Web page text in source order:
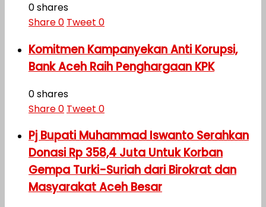
0 shares
Share0 Tweet 0
Komitmen Kampanyekan Anti Korupsi,
Bank Aceh Raih Penghargaan KPK
0 shares
Share0 Tweet 0
Pj Bupati Muhammad Iswanto Serahkan
Donasi Rp 358,4 Juta Untuk Korban
Gempa Turki-Suriah dari Birokrat dan
Masyarakat Aceh Besar